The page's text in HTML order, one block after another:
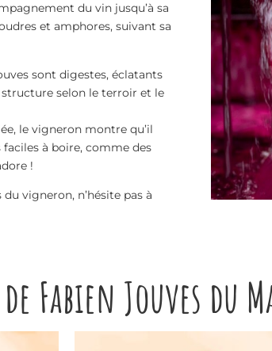
du vin jusqu’à sa
et amphores, suivant sa
sont digestes, éclatants
selon le terroir et le
le vigneron montre qu’il
à boire, comme des
!
vigneron, n’hésite pas à
Fabien Jouves du